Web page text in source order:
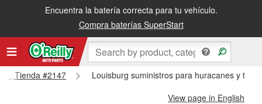
Encuentra la batería correcta para tu vehículo.
Compra baterías SuperStart
Tienda #2147
Louisburg suministros para huracanes y
View page in English